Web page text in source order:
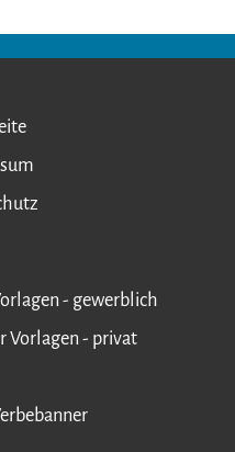
- gewerblich
Vorlagen - privat